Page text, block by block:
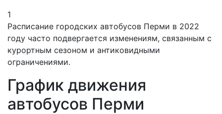
1
Расписание городских автобусов Перми в 2022
году часто подвергается изменениям, связанным с
курортным сезоном и антиковидными
ограничениями.
График движения
автобусов Перми